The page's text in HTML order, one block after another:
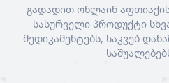
გადადით ონლაინ
სასურველი პროდუქტი
მედიკამენტებს, საკვებ